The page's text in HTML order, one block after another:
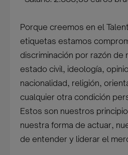
Porque creemos en el
etiquetas estamos
discriminación por razón de
estado civil, ideología,
nacionalidad, religión,
cualquier otra condición
Estos son nuestros
nuestra forma de actuar,
de entender y liderar el